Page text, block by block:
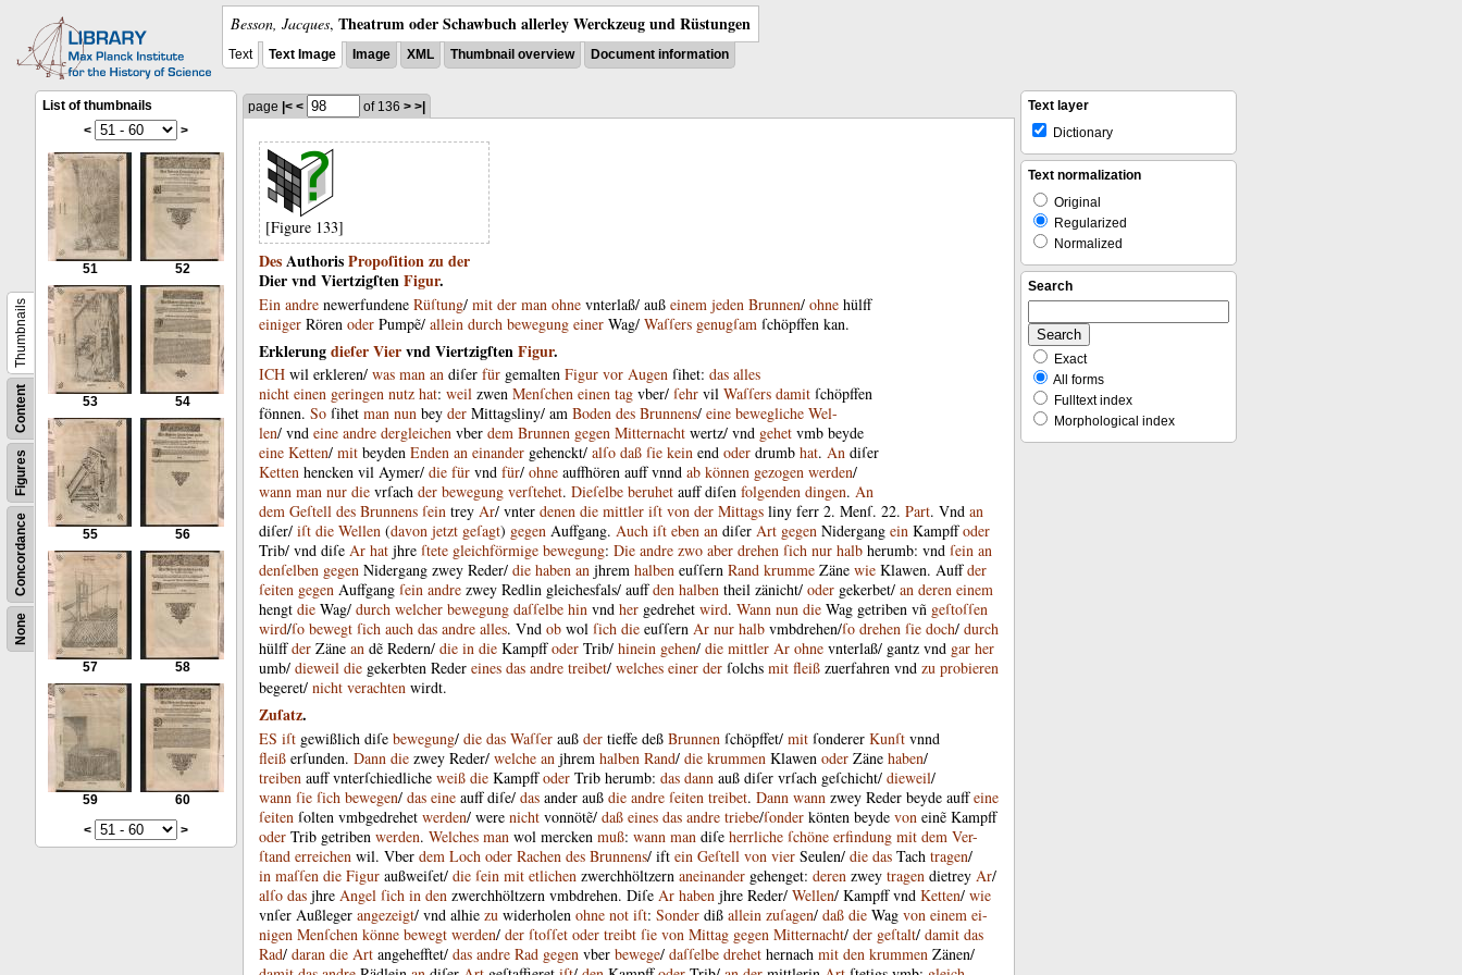
Besson, Jacques, Theatrum oder Schawbuch allerley Werckzeug und Rüstungen
Text Text Image Image XML Thumbnail overview Document information
None
Concordance
Figures
Content
Thumbnails
List of thumbnails
<
>
51 52
53 54
55 56
57 58
59
60
<
>
page |< < of 136 > >|
[Figure 133]
DesAuthorisPropoſitionzuder
DiervndViertzigſtenFigur.
Ein andre newerfundene Rüſtung/ mit der man ohne vnterlaß/ auß einem jeden Brunnen/ ohne hülff
einiger Rören oder Pumpẽ/ allein durch bewegung einer Wag/ Waſſers genugſam ſchöpffen kan.
ErklerungdieſerViervndViertzigſtenFigur.
ICH wil erkleren/ was man an diſer für gemalten Figur vor Augen ſihet: das alles
nicht einen geringen nutz hat: weil zwen Menſchen einen tag vber/ ſehr vil Waſſers damit ſchöpffen
fönnen. So ſihet man nun bey der Mittagsliny/ am Boden des Brunnens/ eine bewegliche Wel-
len/ vnd eine andre dergleichen vber dem Brunnen gegen Mitternacht wertz/ vnd gehet vmb beyde
eine Ketten/ mit beyden Enden an einander gehenckt/ alſo daß ſie kein end oder drumb hat. An diſer
Ketten hencken vil Aymer/ die für vnd für/ ohne auffhören auff vnnd ab können gezogen werden/
wann man nur die vrſach der bewegung verſtehet. Dieſelbe beruhet auff diſen folgenden dingen. An
dem Geſtell des Brunnens ſein trey Ar/ vnter denen die mittler iſt von der Mittags liny ferr 2. Menſ. 22. Part. Vnd an
diſer/ iſt die Wellen (davon jetzt geſagt) gegen Auffgang. Auch iſt eben an diſer Art gegen Nidergang ein Kampff oder
Trib/ vnd diſe Ar hat jhre ſtete gleichförmige bewegung: Die andre zwo aber drehen ſich nur halb herumb: vnd ſein an
denſelben gegen Nidergang zwey Reder/ die haben an jhrem halben euſſern Rand krumme Zäne wie Klawen. Auff der
ſeiten gegen Auffgang ſein andre zwey Redlin gleichesfals/ auff den halben theil zänicht/ oder gekerbet/ an deren einem
hengt die Wag/ durch welcher bewegung daſſelbe hin vnd her gedrehet wird. Wann nun die Wag getriben vñ geſtoſſen
wird/ſo bewegt ſich auch das andre alles. Vnd ob wol ſich die euſſern Ar nur halb vmbdrehen/ſo drehen ſie doch/ durch
hülff der Zäne an dẽ Redern/ die in die Kampff oder Trib/ hinein gehen/ die mittler Ar ohne vnterlaß/ gantz vnd gar her
umb/ dieweil die gekerbten Reder eines das andre treibet/ welches einer der ſolchs mit fleiß zuerfahren vnd zu probieren
begeret/ nicht verachten wirdt.
Zuſatz.
ES iſt gewißlich diſe bewegung/ die das Waſſer auß der tieffe deß Brunnen ſchöpffet/ mit ſonderer Kunſt vnnd
fleiß erſunden. Dann die zwey Reder/ welche an jhrem halben Rand/ die krummen Klawen oder Zäne haben/
treiben auff vnterſchiedliche weiß die Kampff oder Trib herumb: das dann auß diſer vrſach geſchicht/ dieweil/
wann ſie ſich bewegen/ das eine auff diſe/ das ander auß die andre ſeiten treibet. Dann wann zwey Reder beyde auff eine
ſeiten ſolten vmbgedrehet werden/ were nicht vonnötẽ/ daß eines das andre triebe/ſonder könten beyde von einẽ Kampff
oder Trib getriben werden. Welches man wol mercken muß: wann man diſe herrliche ſchöne erfindung mit dem Ver-
ſtand erreichen wil. Vber dem Loch oder Rachen des Brunnens/ ift ein Geſtell von vier Seulen/ die das Tach tragen/
in maſſen die Figur außweiſet/ die ſein mit etlichen zwerchhöltzern aneinander gehenget: deren zwey tragen dietrey Ar/
alſo das jhre Angel ſich in den zwerchhöltzern vmbdrehen. Diſe Ar haben jhre Reder/ Wellen/ Kampff vnd Ketten/ wie
vnſer Außleger angezeigt/ vnd alhie zu widerholen ohne not iſt: Sonder diß allein zuſagen/ daß die Wag von einem ei-
nigen Menſchen könne bewegt werden/ der ſtoſſet oder treibt ſie von Mittag gegen Mitternacht/ der geſtalt/ damit das
Rad/ daran die Art angehefftet/ das andre Rad gegen vber bewege/ daſſelbe drehet hernach mit den krummen Zänen/
Text layer
Dictionary
Text normalization
Original
Regularized
Normalized
Search
Exact
All forms
Fulltext index
Morphological index